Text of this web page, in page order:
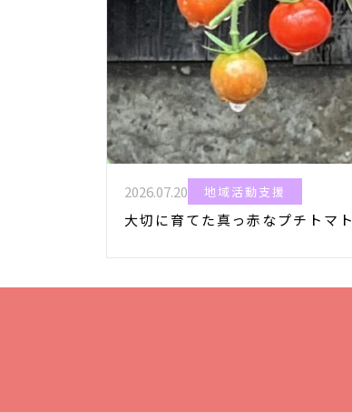
2026.07.20 地域活動支援
大切に育てた真っ赤なプチトマト